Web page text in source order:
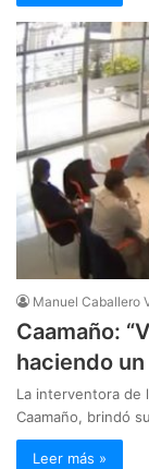
Manuel Caballero
Caamaño:
haciendo
La interventora de
Caamaño, brindó
Leer más »